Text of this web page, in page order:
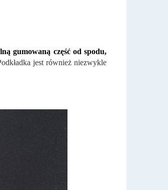
gumowaną część od spodu,
jest również niezwykle